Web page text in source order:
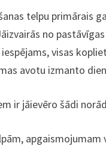
telpu primārais
no
visas
avotu izmanto
ir jāievēro šādi
apgaismojumam